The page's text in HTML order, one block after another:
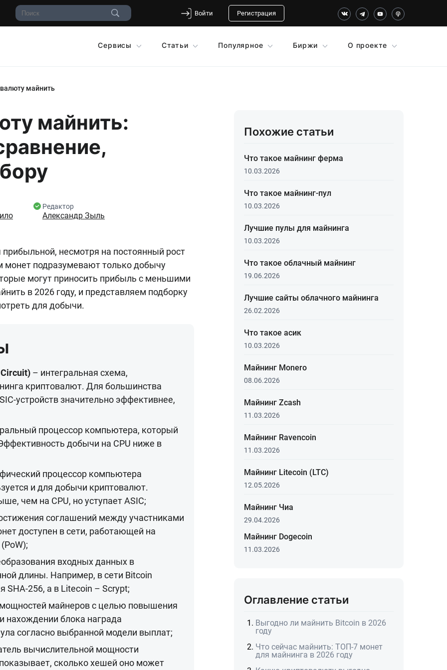
Войти Регистрация
Сервисы Статьи Популярное Биржи О проекте
майнить
майнить:
Редактор
Александр Зыль
несмотря на постоянный рост
монет подразумевают только добычу
могут приносить прибыль с меньшими
в 2026 году, и представляем подборку
для добычи.
– интегральная схема,
криптовалют. Для большинства
устройств значительно эффективнее,
процессор компьютера, который
добычи на CPU ниже в
процессор компьютера
и для добычи криптовалют.
чем на CPU, но уступает ASIC;
соглашений между участниками
доступен в сети, работающей на
входных данных в
длины. Например, в сети Bitcoin
SHA-256, а в Litecoin – Scrypt;
майнеров с целью повышения
блока награда
согласно выбранной модели выплат;
вычислительной мощности
сколько хешей оно может
Похожие статьи
Что такое майнинг ферма
10.03.2026
Что такое майнинг-пул
10.03.2026
Лучшие пулы для майнинга
10.03.2026
Что такое облачный майнинг
19.06.2026
Лучшие сайты облачного майнинга
26.02.2026
Что такое асик
10.03.2026
Майнинг Monero
08.06.2026
Майнинг Zcash
11.03.2026
Майнинг Ravencoin
11.03.2026
Майнинг Litecoin (LTC)
12.05.2026
Майнинг Чиа
29.04.2026
Майнинг Dogecoin
11.03.2026
Оглавление статьи
Выгодно ли майнить Bitcoin в 2026
году
Что сейчас майнить: ТОП-7 монет
для майнинга в 2026 году